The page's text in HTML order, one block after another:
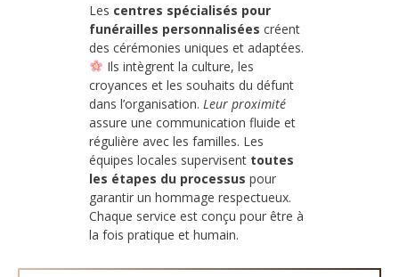
Les centres spécialisés pour
funérailles personnalisées créent
des cérémonies uniques et adaptées.
Ils intègrent la culture, les
croyances et les souhaits du défunt
dans l’organisation. Leur proximité
assure une communication fluide et
régulière avec les familles. Les
équipes locales supervisent toutes
les étapes du processus pour
garantir un hommage respectueux.
Chaque service est conçu pour être à
la fois pratique et humain.